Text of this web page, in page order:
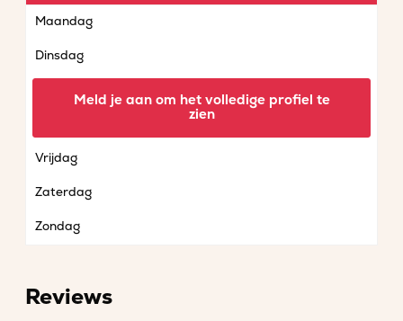
Maandag
Dinsdag
Vrijdag
Zaterdag
Zondag
Meld je aan om het volledige profiel te
zien
Reviews